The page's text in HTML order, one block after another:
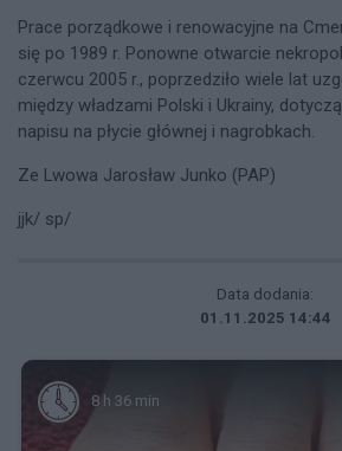
Prace porządkowe i renowacyjne na
się po 1989 r. Ponowne otwarcie
czerwcu 2005 r., poprzedziło wiele lat
między władzami Polski i Ukrainy,
napisu na płycie głównej i nagrobkach.
Ze Lwowa Jarosław Junko (PAP)
jjk/ sp/
Data dodania:
01.11.2025 14:44
8 h 36 min